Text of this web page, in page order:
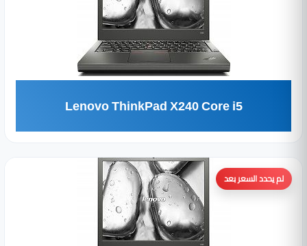
Lenovo ThinkPad X240 Core i5
لم يحدد السعر بعد